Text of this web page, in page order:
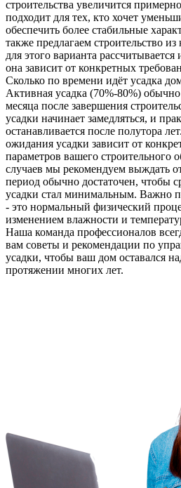
строительства увеличится
подходит для тех, кто хочет
обеспечить более стабильные
также предлагаем строительство
для этого варианта
она зависит от конкретных
Сколько по времени идёт усадка
Активная усадка (70%-80%)
месяца после завершения
усадки начинает замедляться, и
останавливается после полутора
ожидания усадки зависит от
параметров вашего строительного
случаев мы рекомендуем выждать
период обычно достаточен, чтобы
усадки стал минимальным. Важно
- это нормальный физический
изменением влажности и
Наша команда профессионалов
вам советы и рекомендации по
усадки, чтобы ваш дом оставался
протяжении многих лет.